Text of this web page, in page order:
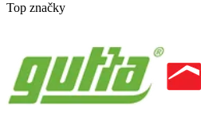
Top značky